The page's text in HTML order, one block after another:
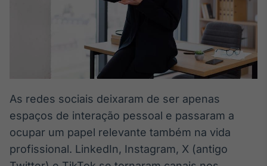
Broadcast
Plataforma para
negociação de
ativos
Broadcast
Datafeed
integração de
As redes sociais deixaram de ser apenas
espaços de interação pessoal e passaram a
ocupar um papel relevante também na vida
profissional. LinkedIn, Instagram, X (antigo